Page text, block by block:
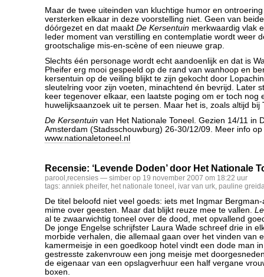
Maar de twee uiteinden van kluchtige humor en
versterken elkaar in deze voorstelling niet. Geen van
dóórgezet en dat maakt De Kersentuin merkwaardig vlak
Ieder moment van verstilling en contemplatie wordt weer
grootschalige mis-en-scène of een nieuwe grap.
Slechts één personage wordt echt aandoenlijk en dat is
Pheifer erg mooi gespeeld op de rand van wanhoop en
kersentuin op de veiling blijkt te zijn gekocht door
sleutelring voor zijn voeten, minachtend én bevrijd. Later
keer tegenover elkaar, een laatste poging om er toch nog
huwelijksaanzoek uit te persen. Maar het is, zoals altijd bij
De Kersentuin van Het Nationale Toneel. Gezien 14/11 in
Amsterdam (Stadsschouwburg) 26-30/12/09. Meer info op
www.nationaletoneel.nl
Recensie: ‘Levende Doden’ door Het Nationale
parool ,recensies — simber op 19 november 2007 om 18:22 uur
tags: anniek pheifer, het nationale toneel , ivar van urk, pauline
De titel beloofd niet veel goeds: iets met Ingmar
mime over geesten. Maar dat blijkt reuze mee te vallen.
al te zwaarwichtig toneel over de dood, met opvallend
De jonge Engelse schrijfster Laura Wade schreef drie in
morbide verhalen, die allemaal gaan over het vinden van
kamermeisje in een goedkoop hotel vindt een dode man
gestresste zakenvrouw een jong meisje met
de eigenaar van een opslagverhuur een half vergane
boxen.